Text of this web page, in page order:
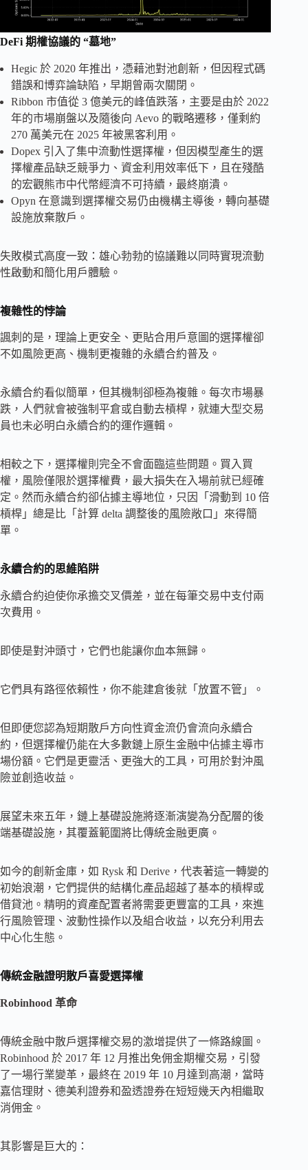
DeFi 期權協議的 “墓地”
Hegic 於 2020 年推出，憑藉池對池創新，但因程式碼
錯誤和博弈論缺陷，早期曾兩次關閉。
Ribbon 市值從 3 億美元的峰值跌落，主要是由於 2022
年的市場崩盤以及隨後向 Aevo 的戰略遷移，僅剩約
270 萬美元在 2025 年被黑客利用。
Dopex 引入了集中流動性選擇權，但因模型產生的選
擇權產品缺乏競爭力、資金利用效率低下，且在殘酷
的宏觀熊市中代幣經濟不可持續，最終崩潰。
Opyn 在意識到選擇權交易仍由機構主導後，轉向基礎
設施放棄散戶。
失敗模式高度一致：雄心勃勃的協議難以同時實現流動
性啟動和簡化用戶體驗。
複雜性的悖論
諷刺的是，理論上更安全、更貼合用戶意圖的選擇權卻
不如風險更高、機制更複雜的永續合約普及。
永續合約看似簡單，但其機制卻極為複雜。每次市場暴
跌，人們就會被強制平倉或自動去槓桿，就連大型交易
員也未必明白永續合約的運作邏輯。
相較之下，選擇權則完全不會面臨這些問題。買入買
權，風險僅限於選擇權費，最大損失在入場前就已經確
定。然而永續合約卻佔據主導地位，只因「滑動到 10 倍
槓桿」總是比「計算 delta 調整後的風險敞口」來得簡
單。
永續合約的思維陷阱
永續合約迫使你承擔交叉價差，並在每筆交易中支付兩
次費用。
即使是對沖頭寸，它們也能讓你血本無歸。
它們具有路徑依賴性，你不能建倉後就「放置不管」。
但即便您認為短期散戶方向性資金流仍會流向永續合
約，但選擇權仍能在大多數鏈上原生金融中佔據主導市
場份額。它們是更靈活、更強大的工具，可用於對沖風
險並創造收益。
展望未來五年，鏈上基礎設施將逐漸演變為分配層的後
端基礎設施，其覆蓋範圍將比傳統金融更廣。
如今的創新金庫，如 Rysk 和 Derive，代表著這一轉變的
初始浪潮，它們提供的結構化產品超越了基本的槓桿或
借貸池。精明的資產配置者將需要更豐富的工具，來進
行風險管理、波動性操作以及組合收益，以充分利用去
中心化生態。
傳統金融證明散戶喜愛選擇權
Robinhood 革命
傳統金融中散戶選擇權交易的激增提供了一條路線圖。
Robinhood 於 2017 年 12 月推出免佣金期權交易，引發
了一場行業變革，最終在 2019 年 10 月達到高潮，當時
嘉信理財、德美利證券和盈透證券在短短幾天內相繼取
消佣金。
其影響是巨大的：